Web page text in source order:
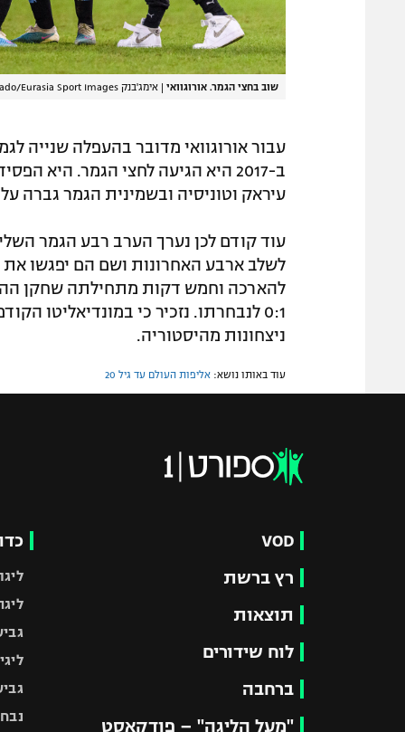
שוב בחצי הגמר. אורוגוואי | אימג'בנק GettyImages, Marcio Machado/Eurasia Sport Images
עיראק וטוניסיה ובשמינית הגמר גברה
עוד קודם לכן נערך הערב רבע הגמר
להארכה וחמש דקות מתחילתה שחקן
ניצחונות מהיסטוריה.
עוד באותו נושא: אליפות העולם עד גיל 20
VOD
רץ ברשת
תוצאות
לוח שידורים
ברחבה
"מעל הליגה" – פודקאסט